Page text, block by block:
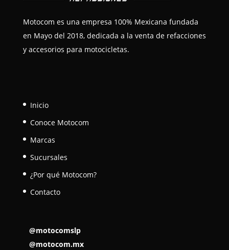
Motocom es una empresa 100% Mexicana fundada
en Mayo del 2018, dedicada a la venta de refacciones
y accesorios para motocicletas.
Inicio
Conoce Motocom
Marcas
Sucursales
¿Por qué Motocom?
Contacto
@motocomslp
@motocom.mx